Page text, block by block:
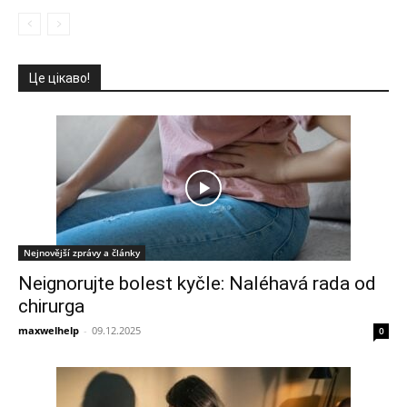
Це цікаво!
Nejnovější zprávy a články
Neignorujte bolest kyčle: Naléhavá rada od
chirurga
maxwelhelp - 09.12.2025 0